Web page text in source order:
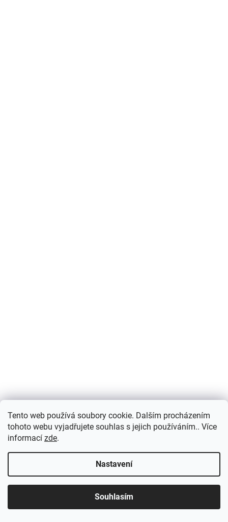
Tento web používá soubory cookie. Dalším procházením
tohoto webu vyjadřujete souhlas s jejich používáním.. Více
informací zde.
Nastavení
Souhlasím